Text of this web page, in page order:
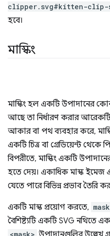
clipper.svg#kitten-clip-
হবে।
মাস্কিং
মাস্কিং হল একটি উপাদানের
আছে তা নির্ধারণ করার আরেকটি
আকার বা পথ ব্যবহার করে,
একটি চিত্র বা গ্রেডিয়েন্ট থেকে
বিপরীতে, মাস্কিং একটি
হতে দেয়। একাধিক মাস্ক ইমেজ
যেতে পারে বিভিন্ন প্রভাব তৈরি
একটি মাস্ক প্রয়োগ করতে,
বৈশিষ্ট্যটি একটি SVG নথিতে